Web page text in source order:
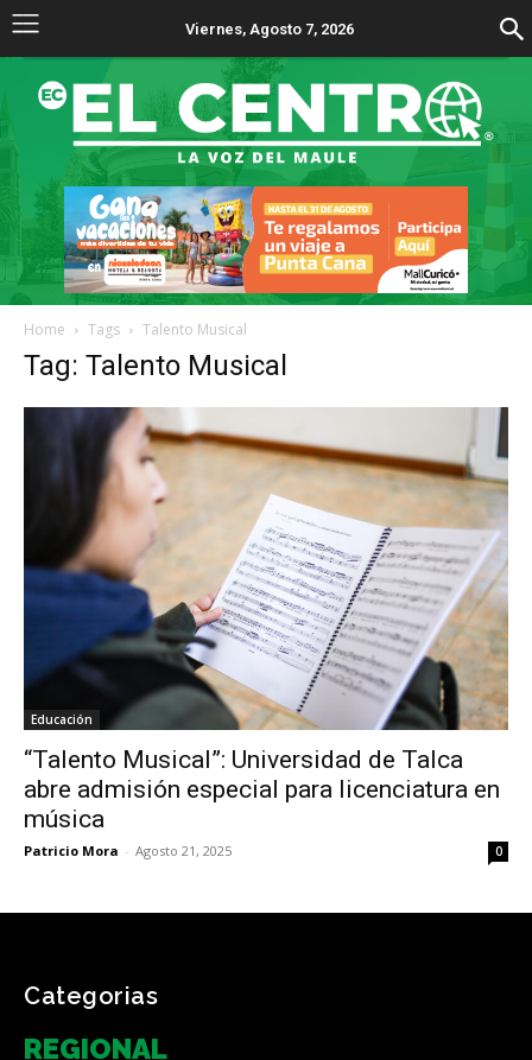
Viernes, Agosto 7, 2026
Home Tags Talento Musical
Tag: Talento Musical
Educación
“Talento Musical”: Universidad de Talca
abre admisión especial para licenciatura en
música
Patricio Mora - Agosto 21, 2025 0
Categorias
REGIONAL